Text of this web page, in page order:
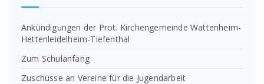
Ankündigungen der Prot. Kirchengemeinde Wattenheim-
Hettenleidelheim-Tiefenthal
Zum Schulanfang
Zuschüsse an Vereine für die Jugendarbeit